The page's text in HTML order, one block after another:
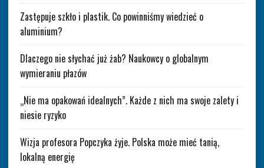
Zastępuje szkło i plastik. Co powinniśmy wiedzieć o
aluminium?
Dlaczego nie słychać już żab? Naukowcy o globalnym
wymieraniu płazów
„Nie ma opakowań idealnych”. Każde z nich ma swoje zalety i
niesie ryzyko
Wizja profesora Popczyka żyje. Polska może mieć tanią,
lokalną energię